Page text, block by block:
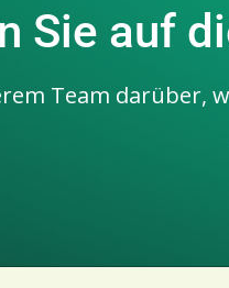
Sie auf
Team darüber,